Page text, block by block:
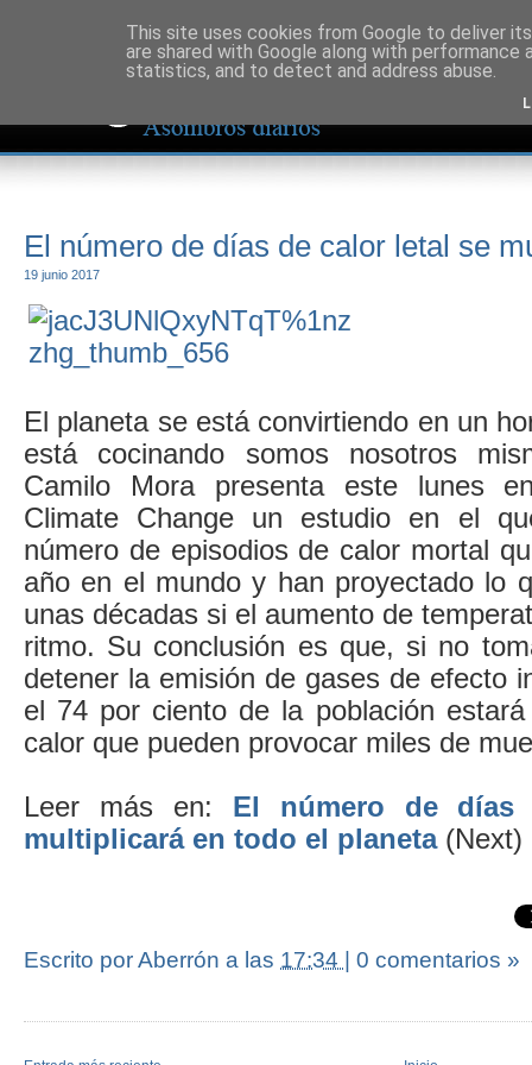
El número de días de calor letal se
19 junio 2017
El planeta se está convirtiendo en un
está cocinando somos nosotros
Camilo Mora presenta este lunes
Climate Change un estudio en el
número de episodios de calor mortal
año en el mundo y han proyectado lo
unas décadas si el aumento de
ritmo. Su conclusión es que, si no
detener la emisión de gases de efecto
el 74 por ciento de la población
calor que pueden provocar miles de
Leer más en: El número de
multiplicará en todo el planeta(Next)
Escrito por Aberrón a las 17:34 | 0 comentarios »
This site uses cookies from Google to deliver
are shared with Google along with
statistics, and to detect and address abuse.